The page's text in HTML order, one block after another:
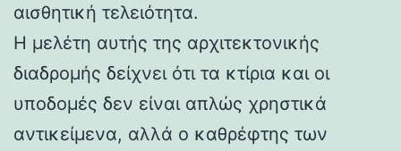
αισθητική τελειότητα.
Η μελέτη αυτής της αρχιτεκτονικής
διαδρομής δείχνει ότι τα κτίρια και οι
υποδομές δεν είναι απλώς χρηστικά
αντικείμενα, αλλά ο καθρέφτης των